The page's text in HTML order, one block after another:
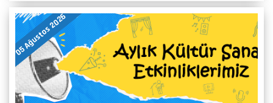
05 Ağustos 2026